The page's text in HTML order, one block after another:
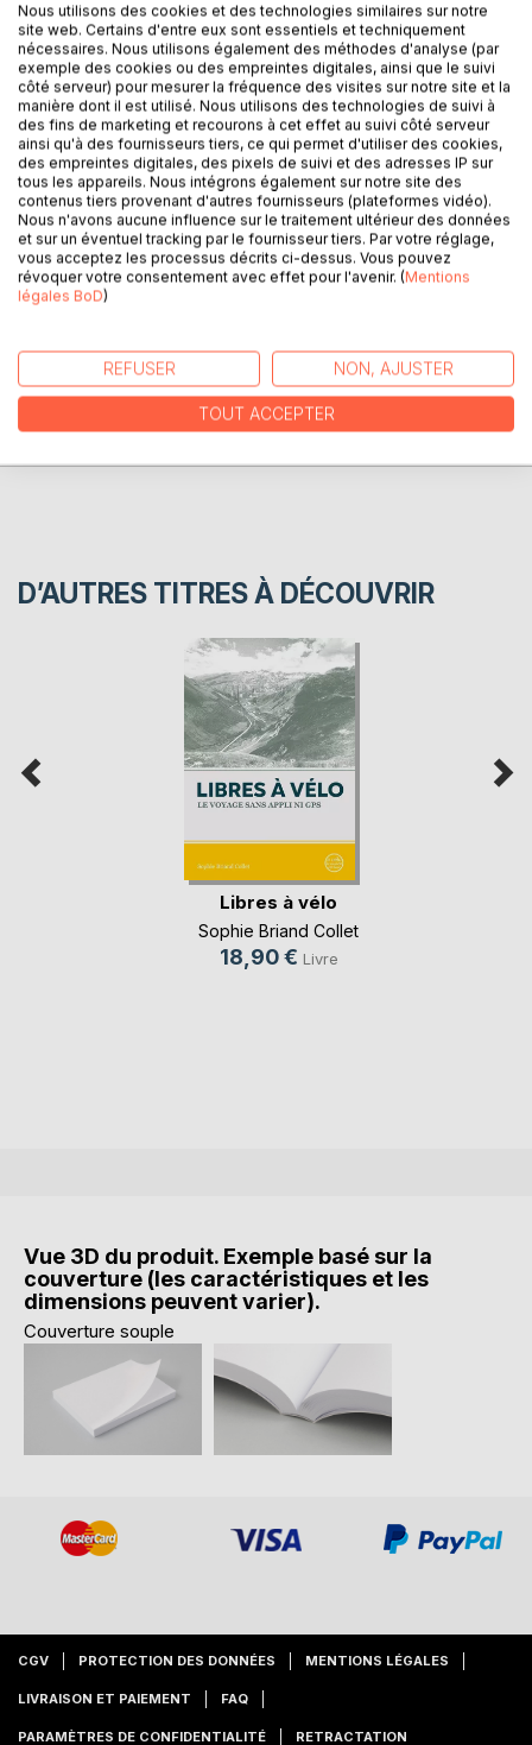
DESCRIPTION
Ce livre raconte les aventures d'un jeune homme âgé de
22 ans à travers plusieurs pays à vélo.
AUTEUR(S)
CRITIQUES PRESSE
AVIS
D’AUTRES TITRES À DÉCOUVRIR
Libres à vélo
Sophie Briand Collet
18,90 € Livre
Vue 3D du produit. Exemple basé sur la
couverture (les caractéristiques et les
dimensions peuvent varier).
Couverture souple
CGV PROTECTION DES DONNÉES MENTIONS LÉGALES
LIVRAISON ET PAIEMENT FAQ
PARAMÈTRES DE CONFIDENTIALITÉ RETRACTATION
Nous utilisons des cookies et des technologies similaires sur notre
site web. Certains d'entre eux sont essentiels et techniquement
nécessaires. Nous utilisons également des méthodes d'analyse (par
exemple des cookies ou des empreintes digitales, ainsi que le suivi
côté serveur) pour mesurer la fréquence des visites sur notre site et la
manière dont il est utilisé. Nous utilisons des technologies de suivi à
des fins de marketing et recourons à cet effet au suivi côté serveur
ainsi qu'à des fournisseurs tiers, ce qui permet d'utiliser des cookies,
des empreintes digitales, des pixels de suivi et des adresses IP sur
tous les appareils. Nous intégrons également sur notre site des
contenus tiers provenant d'autres fournisseurs (plateformes vidéo).
Nous n'avons aucune influence sur le traitement ultérieur des données
et sur un éventuel tracking par le fournisseur tiers. Par votre réglage,
vous acceptez les processus décrits ci-dessus. Vous pouvez
révoquer votre consentement avec effet pour l'avenir. (Mentions
légales BoD)
REFUSER NON, AJUSTER
TOUT ACCEPTER